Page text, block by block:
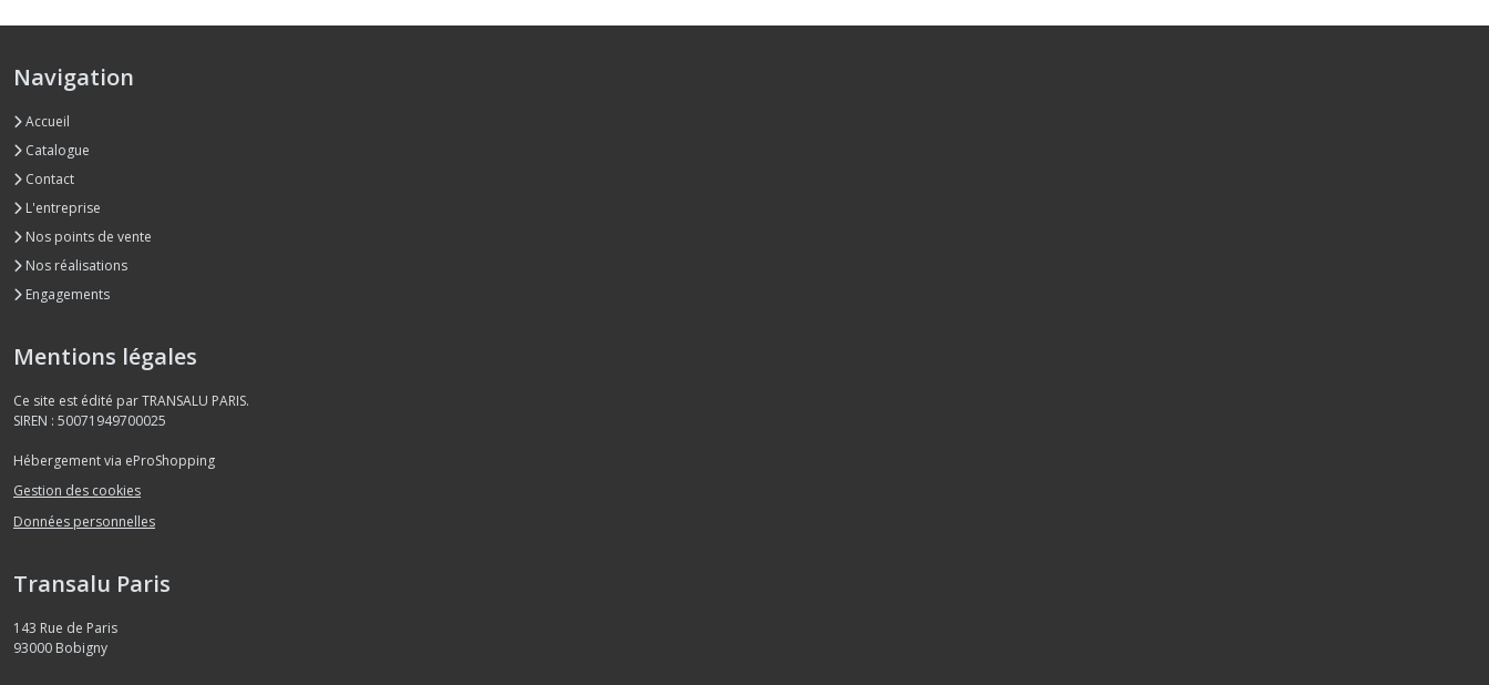
Navigation
Accueil
Catalogue
Contact
L'entreprise
Nos points de vente
Nos réalisations
Engagements
Mentions légales
Ce site est édité par TRANSALU PARIS.
SIREN : 50071949700025
Hébergement via eProShopping
Gestion des cookies
Données personnelles
Transalu Paris
143 Rue de Paris
93000 Bobigny